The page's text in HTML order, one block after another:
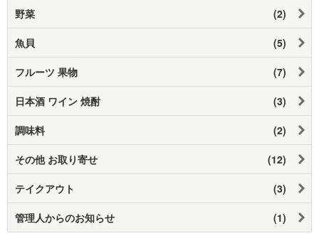
野菜 (2)
魚貝 (5)
フルーツ 果物 (7)
日本酒 ワイン 焼酎 (3)
調味料 (2)
その他 お取り寄せ (12)
テイクアウト (3)
管理人からのお知らせ (1)